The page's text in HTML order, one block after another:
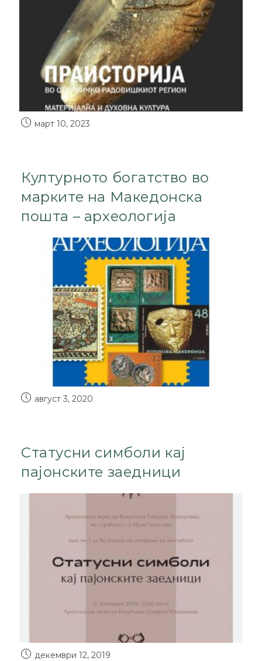
март 10, 2023
Културното богатство во
марките на Македонска
пошта – археологија
август 3, 2020
Статусни симболи кај
пајонските заедници
декември 12, 2019